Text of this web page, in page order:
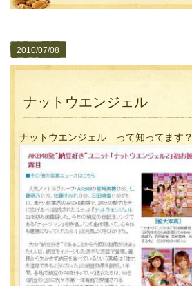
2010/07/08
ナットウエンジェル
ナットウエンジェル って知ってます？